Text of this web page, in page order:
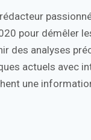
pour démêler
des analyses
actuels avec
une